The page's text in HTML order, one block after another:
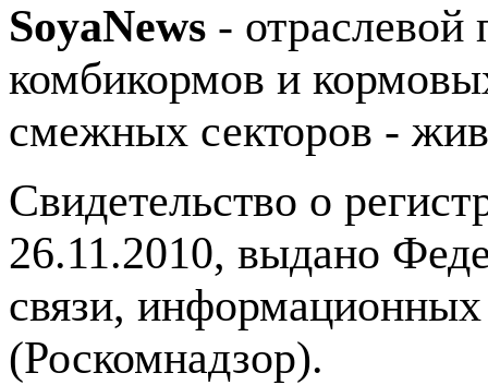
SoyaNews - отраслевой
комбикормов и
смежных секторов -
Свидетельство о
26.11.2010, выдано
связи,
(Роскомнадзор).